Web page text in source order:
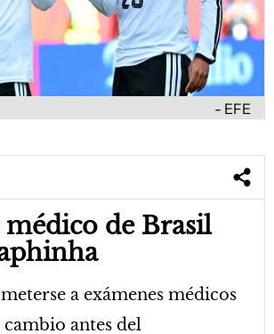
EFE
de Brasil
a exámenes médicos
antes del